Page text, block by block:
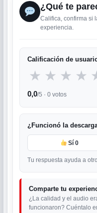
¿Qué te
Califica, confirma si
experiencia.
Calificación de
★ ★ ★ ★
0,0/5 · 0 votos
¿Funcionó la
Sí0
Tu respuesta ayuda a
Comparte tu
¿La calidad y el audio
funcionaron? Cuéntalo